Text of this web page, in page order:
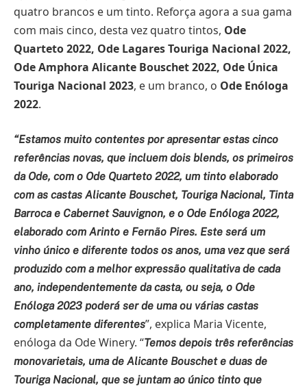
quatro brancos e um tinto. Reforça agora a sua gama
com mais cinco, desta vez quatro tintos, Ode
Quarteto 2022, Ode Lagares Touriga Nacional 2022,
Ode Amphora Alicante Bouschet 2022, Ode Única
Touriga Nacional 2023, e um branco, o Ode Enóloga
2022.
“Estamos muito contentes por apresentar estas cinco
referências novas, que incluem dois blends, os primeiros
da Ode, com o Ode Quarteto 2022, um tinto elaborado
com as castas Alicante Bouschet, Touriga Nacional, Tinta
Barroca e Cabernet Sauvignon, e o Ode Enóloga 2022,
elaborado com Arinto e Fernão Pires. Este será um
vinho único e diferente todos os anos, uma vez que será
produzido com a melhor expressão qualitativa de cada
ano, independentemente da casta, ou seja, o Ode
Enóloga 2023 poderá ser de uma ou várias castas
completamente diferentes”, explica Maria Vicente,
enóloga da Ode Winery. “Temos depois três referências
monovarietais, uma de Alicante Bouschet e duas de
Touriga Nacional, que se juntam ao único tinto que